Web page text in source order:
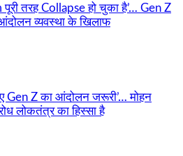
तरह Collapse हो चुका है’… Gen Z
आंदोलन व्यवस्था के खिलाफ
Gen Z का आंदोलन जरूरी’… मोहन
लोकतंत्र का हिस्सा है